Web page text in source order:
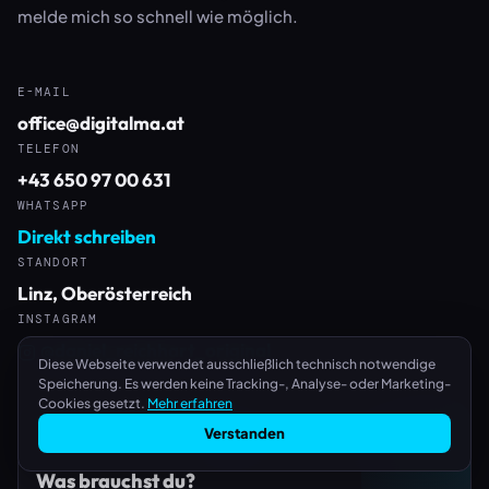
melde mich so schnell wie möglich.
E-MAIL
office@digitalma.at
TELEFON
+43 650 97 00 631
WHATSAPP
Direkt schreiben
STANDORT
Linz, Oberösterreich
INSTAGRAM
Was brauchst du?
Diese Webseite verwendet ausschließlich technisch notwendige
Speicherung. Es werden keine Tracking-, Analyse- oder Marketing-
Cookies gesetzt. Mehr erfahren
Verstanden